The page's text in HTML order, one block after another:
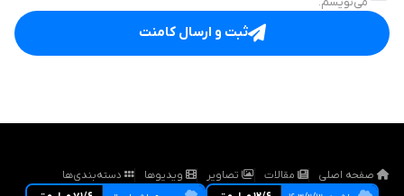
ثبت و ارسال کامنت
صفحه اصلی مقالات تصاویر ویدیوها دسته‌بندی‌ها